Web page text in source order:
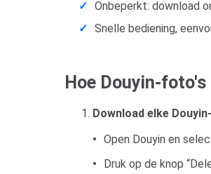
Onbeperkt: download
Snelle bediening,
Hoe Douyin-
Download elke
Open Douyin en
Druk op de knop